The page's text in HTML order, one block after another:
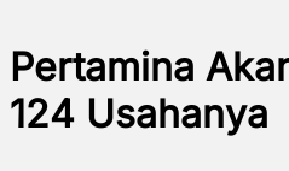
Pertamina
124 Usahanya